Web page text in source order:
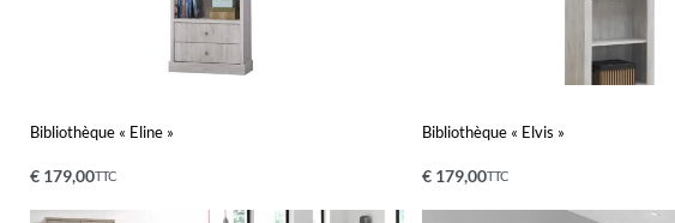
Bibliothèque « Eline »
€ 179,00TTC
APERÇU
Bibliothèque « Elvis »
€ 179,00TTC
APERÇU